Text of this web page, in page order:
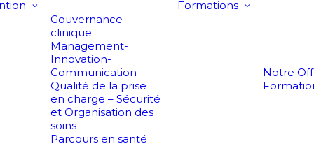
Gouvernance
clinique
Management-
Innovation-
Communication
Qualité de la prise
en charge – Sécurité
et Organisation des
soins
Parcours en santé
Formations
Notre